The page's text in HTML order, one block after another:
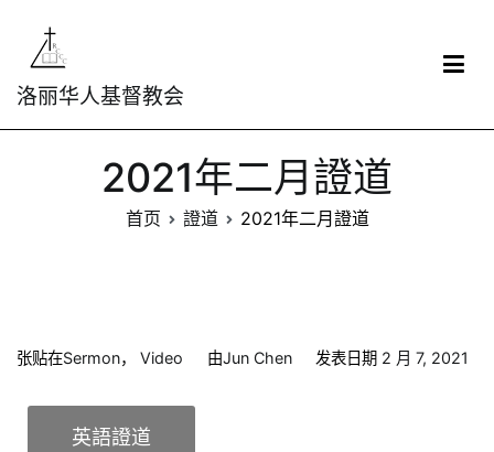
洛丽华人基督教会
2021年二月證道
首页 證道 2021年二月證道
张贴在Sermon， Video 由Jun Chen 发表日期 2 月 7, 2021
英語證道